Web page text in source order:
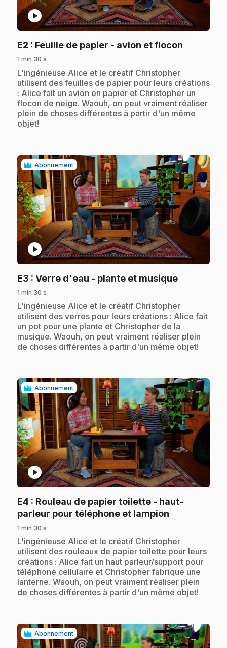
play_circle
E2 : Feuille de papier - avion et flocon
1 min 30 s
.L'ingénieuse Alice et le créatif Christopher
utilisent des feuilles de papier pour leurs créations
: Alice fait un avion en papier et Christopher un
flocon de neige. Waouh, on peut vraiment réaliser
plein de choses différentes à partir d'un même
objet!
Abonnement
play_circle
E3 : Verre d'eau - plante et musique.
1 min 30 s
.L'ingénieuse Alice et le créatif Christopher
utilisent des verres pour leurs créations : Alice fait
un pot pour une plante et Christopher de la
musique. Waouh, on peut vraiment réaliser plein
de choses différentes à partir d'un même objet!
Abonnement
play_circle
E4 : Rouleau de papier toilette - haut-
parleur pour téléphone et lampion
1 min 30 s
.L'ingénieuse Alice et le créatif Christopher
utilisent des rouleaux de papier toilette pour leurs
créations : Alice fait un haut parleur/support pour
téléphone cellulaire et Christopher fabrique une
lanterne. Waouh, on peut vraiment réaliser plein
de choses différentes à partir d'un même objet!
Abonnement